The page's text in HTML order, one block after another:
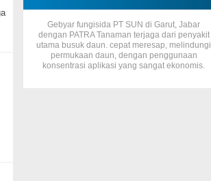
Gebyar fungisida PT SUN di Garut, Jabar
dengan PATRA Tanaman terjaga dari penyakit
utama busuk daun. cepat meresap, melindungi
permukaan daun, dengan penggunaan
konsentrasi aplikasi yang sangat ekonomis.